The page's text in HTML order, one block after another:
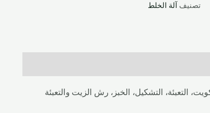
تصنيف آلة الخلط
التعبئة، التشكيل، الخبز، رش الزيت والتعبئة